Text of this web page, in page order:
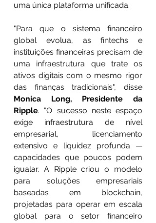
uma única plataforma unificada.
"Para que o sistema financeiro
global evolua, as fintechs e
instituições financeiras precisam de
uma infraestrutura que trate os
ativos digitais com o mesmo rigor
Monica Long, Presidente da
Ripple. "O sucesso neste espaço
exige infraestrutura de nível
empresarial, licenciamento
extensivo e liquidez profunda —
capacidades que poucos podem
igualar. A Ripple criou o modelo
para soluções empresariais
baseadas em blockchain,
projetadas para operar em escala
global para o setor financeiro